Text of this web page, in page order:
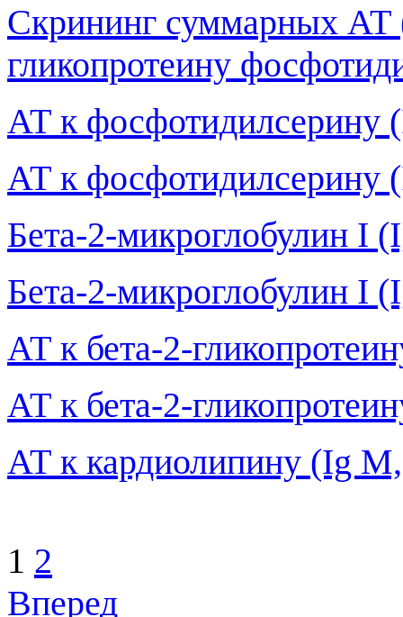
Скрининг суммарных АТ
гликопротеину
АТ к фосфотидилсерину
АТ к фосфотидилсерину
Бета-2-микроглобулин I
Бета-2-микроглобулин I
АТ к бета-2-
АТ к бета-2-
АТ к кардиолипину (Ig
1 2
Вперед